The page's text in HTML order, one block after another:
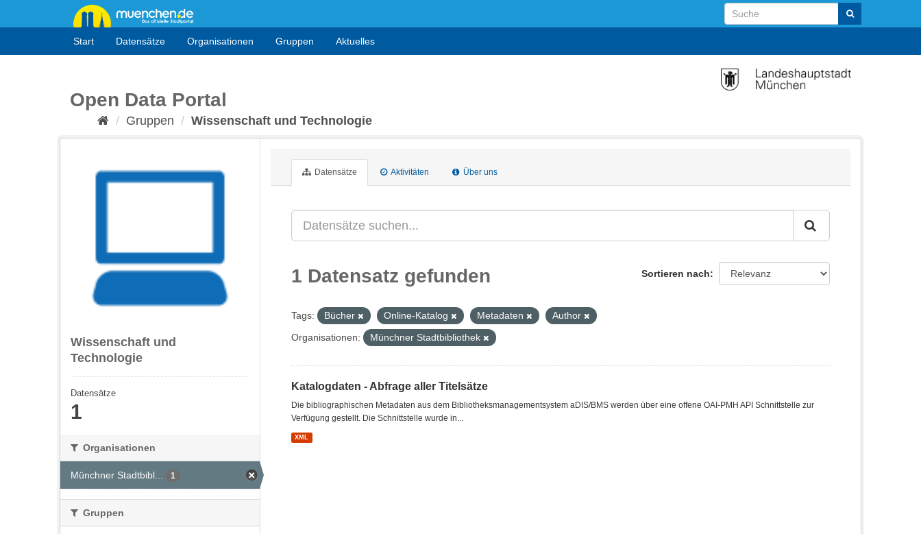
Start Datensätze Organisationen Gruppen Aktuelles
Open Data Portal
Gruppen Wissenschaft und Technologie
Wissenschaft und
Technologie
Datensätze
1
Organisationen
Münchner Stadtbibl... 1
Gruppen
Datensätze Aktivitäten Über uns
Sortieren nach
1 Datensatz gefunden
Tags: Bücher Online-Katalog Metadaten
Author
Organisationen:
Münchner Stadtbibliothek
Katalogdaten - Abfrage aller Titelsätze
Die bibliographischen Metadaten aus dem Bibliotheksmanagementsystem aDIS/BMS werden über eine offene OAI-PMH API Schnittstelle zur
Verfügung gestellt. Die Schnittstelle wurde in...
XML